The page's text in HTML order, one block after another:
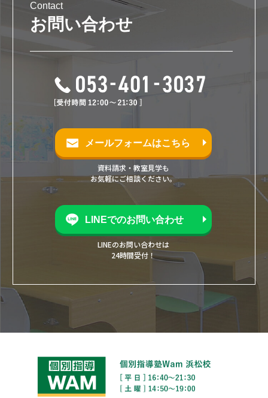
Contact
お問い合わせ
メールフォームはこちら
資料請求・教室見学も
お気軽にご相談ください。
LINEでのお問い合わせ
LINEのお問い合わせは
24時間受付！